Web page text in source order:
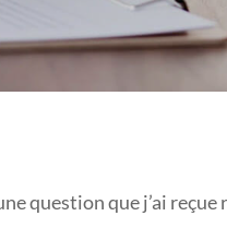
question que j’ai